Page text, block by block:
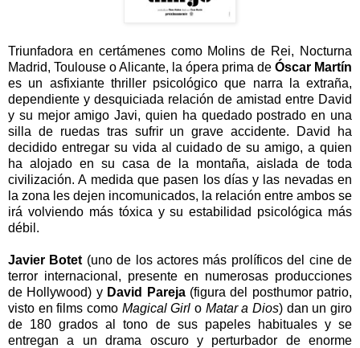
Triunfadora en certámenes como Molins de Rei, Nocturna
Madrid, Toulouse o Alicante, la ópera prima de Óscar Martín
es un asfixiante thriller psicológico que narra la extraña,
dependiente y desquiciada relación de amistad entre David
y su mejor amigo Javi, quien ha quedado postrado en una
silla de ruedas tras sufrir un grave accidente. David ha
decidido entregar su vida al cuidado de su amigo, a quien
ha alojado en su casa de la montaña, aislada de toda
civilización. A medida que pasen los días y las nevadas en
la zona les dejen incomunicados, la relación entre ambos se
irá volviendo más tóxica y su estabilidad psicológica más
débil.
Javier Botet (uno de los actores más prolíficos del cine de
terror internacional, presente en numerosas producciones
de Hollywood) y David Pareja(figura del posthumor patrio,
visto en films como Magical Girl o Matar a Dios) dan un giro
de 180 grados al tono de sus papeles habituales y se
entregan a un drama oscuro y perturbador de enorme